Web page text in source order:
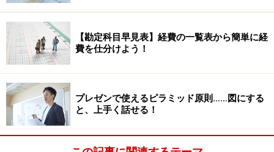
中リタイア。
・目の前に立ちはだかる大きな壁に、自分の無力さを実
感。自信を無くして挫折。
・頑張ってもなかなか計画通りに進まず、努力が報われ
なくて、やる気が萎えた。
どれも思い当たることばかり。目標達成なんて、よほど
意思の強固な人でないと、と思えてきます。
【勘定科目早見表】経費の一覧表から簡単に経
費を仕分けよう！
プレゼンで使えるピラミッド原則……図にする
と、上手く話せる！